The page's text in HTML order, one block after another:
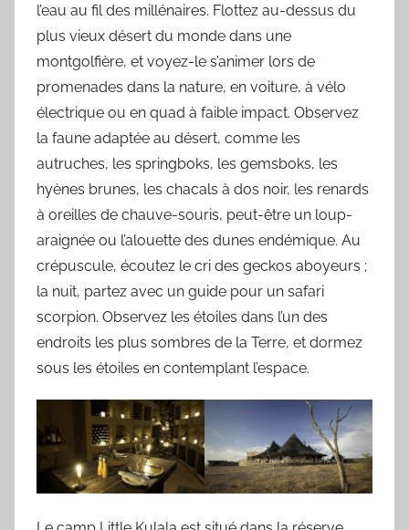
l’eau au fil des millénaires. Flottez au-dessus du
plus vieux désert du monde dans une
montgolfière, et voyez-le s’animer lors de
promenades dans la nature, en voiture, à vélo
électrique ou en quad à faible impact. Observez
la faune adaptée au désert, comme les
autruches, les springboks, les gemsboks, les
hyènes brunes, les chacals à dos noir, les renards
à oreilles de chauve-souris, peut-être un loup-
araignée ou l’alouette des dunes endémique. Au
crépuscule, écoutez le cri des geckos aboyeurs ;
la nuit, partez avec un guide pour un safari
scorpion. Observez les étoiles dans l’un des
endroits les plus sombres de la Terre, et dormez
sous les étoiles en contemplant l’espace.